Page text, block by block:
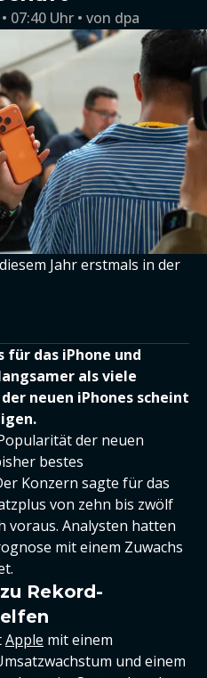
07:40 Uhr von dpa
Jahr erstmals in der
für das iPhone und
als viele
neuen iPhones scheint
der neuen
bestes
Konzern sagte für das
von zehn bis zwölf
voraus. Analysten hatten
mit einem Zuwachs
Rekord-
Apple mit einem
und einem